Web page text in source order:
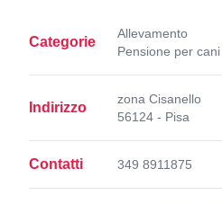
Categorie
Allevamento
Pensione per cani
Indirizzo
zona Cisanello
56124 - Pisa
Contatti 349 8911875